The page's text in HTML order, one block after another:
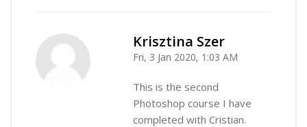
Krisztina Szer
Fri, 3 Jan 2020, 1:03 AM
This is the second
Photoshop course I have
completed with Cristian.